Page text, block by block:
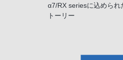
α7/RX seriesに込められ
トーリー